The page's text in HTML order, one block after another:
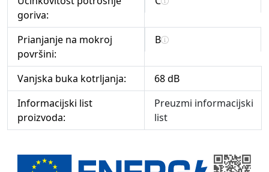
goriva:
Prianjanje na mokroj
površini:
B
Vanjska buka kotrljanja:
68 dB
Informacijski list
proizvoda:
Preuzmi informacijski
list